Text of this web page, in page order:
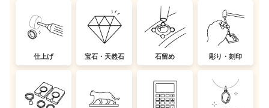
仕上げ 宝石・天然石 石留め 彫り・刻印